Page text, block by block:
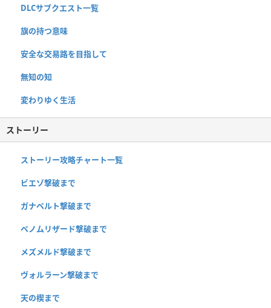
DLCサブクエスト一覧
旗の持つ意味
安全な交易路を目指して
無知の知
変わりゆく生活
ストーリー
ストーリー攻略チャート一覧
ビエゾ撃破まで
ガナベルト撃破まで
ベノムリザード撃破まで
メズメルド撃破まで
ヴォルラーン撃破まで
天の楔まで